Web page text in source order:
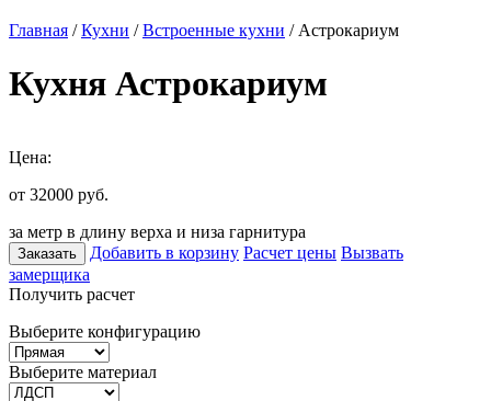
Главная /Кухни /Встроенные кухни / Астрокариум
Кухня Астрокариум
Цена:
от 32000 руб.
за метр в длину верха и низа гарнитура
Заказать Добавить в корзину Расчет цены Вызвать
замерщика
Получить расчет
Выберите конфигурацию
Выберите материал